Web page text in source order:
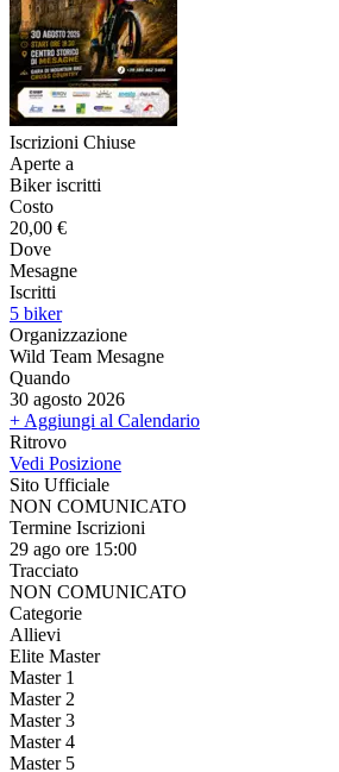
Iscrizioni Chiuse
Aperte a
Biker iscritti
Costo
20,00 €
Dove
Mesagne
Iscritti
5 biker
Organizzazione
Wild Team Mesagne
Quando
30 agosto 2026
+ Aggiungi al Calendario
Ritrovo
Vedi Posizione
Sito Ufficiale
NON COMUNICATO
Termine Iscrizioni
29 ago ore 15:00
Tracciato
NON COMUNICATO
Categorie
Allievi
Elite Master
Master 1
Master 2
Master 3
Master 4
Master 5